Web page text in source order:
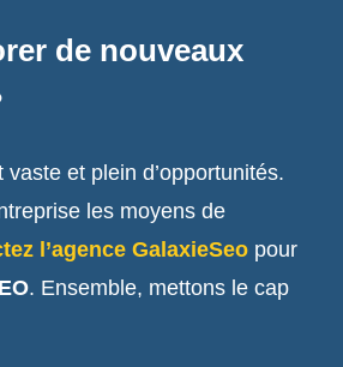
de nouveaux
vaste et plein d’opportunités.
les moyens de
l’agence GalaxieSeo pour
. Ensemble, mettons le cap